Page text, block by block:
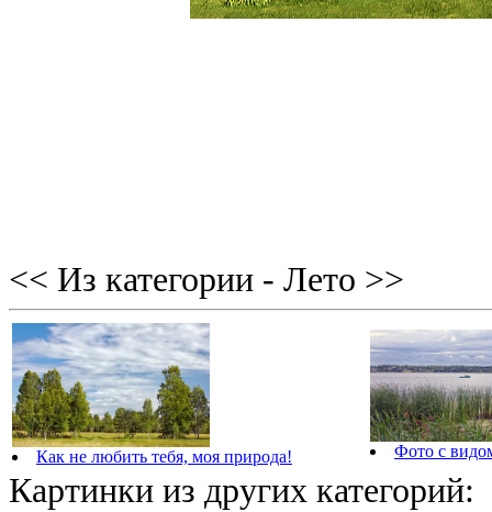
<< Из категории - Лето >>
Как не любить тебя, моя природа! Фото с
Картинки из других категорий: